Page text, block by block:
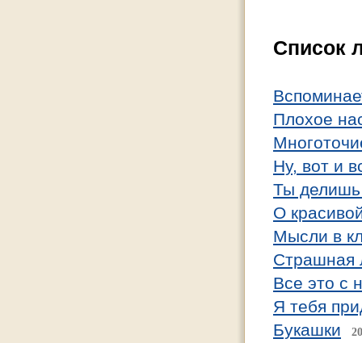
Список
Плохое
Ну, вот и
Ты делишь
О
Мысли в
Страшная
Все это с
Я тебя
Букашки